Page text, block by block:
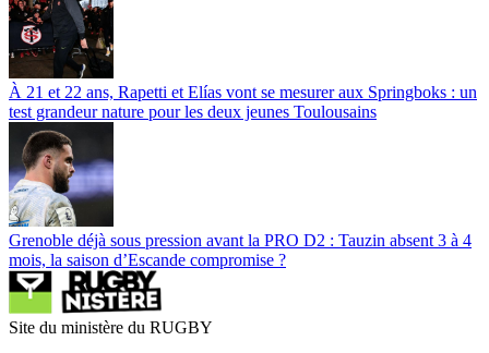
À 21 et 22 ans, Rapetti et Elías vont se mesurer aux Springboks : un
test grandeur nature pour les deux jeunes Toulousains
Grenoble déjà sous pression avant la PRO D2 : Tauzin absent 3 à 4
mois, la saison d’Escande compromise ?
Site du ministère du RUGBY